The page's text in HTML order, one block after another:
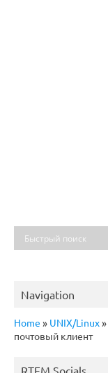
Navigation
Home » UNIX/Linux»
почтовый клиент